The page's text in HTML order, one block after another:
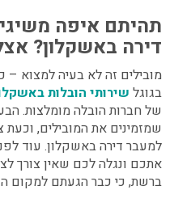
תהיתם איפה
דירה באשקלון?
מובילים זה לא בעיה למצוא
בגוגל שירותי הובלות
של חברות הובלה מומלצות.
שמזמינים את המובילים,
למעבר דירה באשקלון. עוד
אתכם ונגלה לכם שאין צורך
ברשת, כי כבר הגעתם למקום